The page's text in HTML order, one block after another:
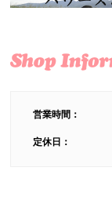
営業時間：
定休日：